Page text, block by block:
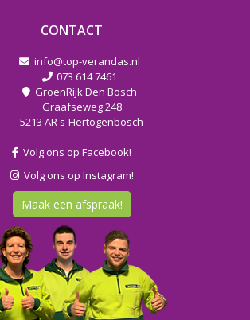
CONTACT
info@top-verandas.nl
073 614 7461
GroenRijk Den Bosch
Graafseweg 248
5213 AR s-Hertogenbosch
Volg ons op Facebook!
Volg ons op Instagram!
Maak een afspraak!